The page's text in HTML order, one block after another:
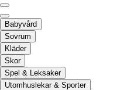
Babyvård
Sovrum
Kläder
Skor
Spel & Leksaker
Utomhuslekar & Sporter